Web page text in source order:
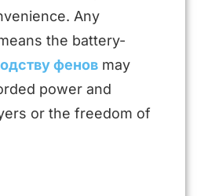
Any
the battery-
фенов may
power and
or the freedom of